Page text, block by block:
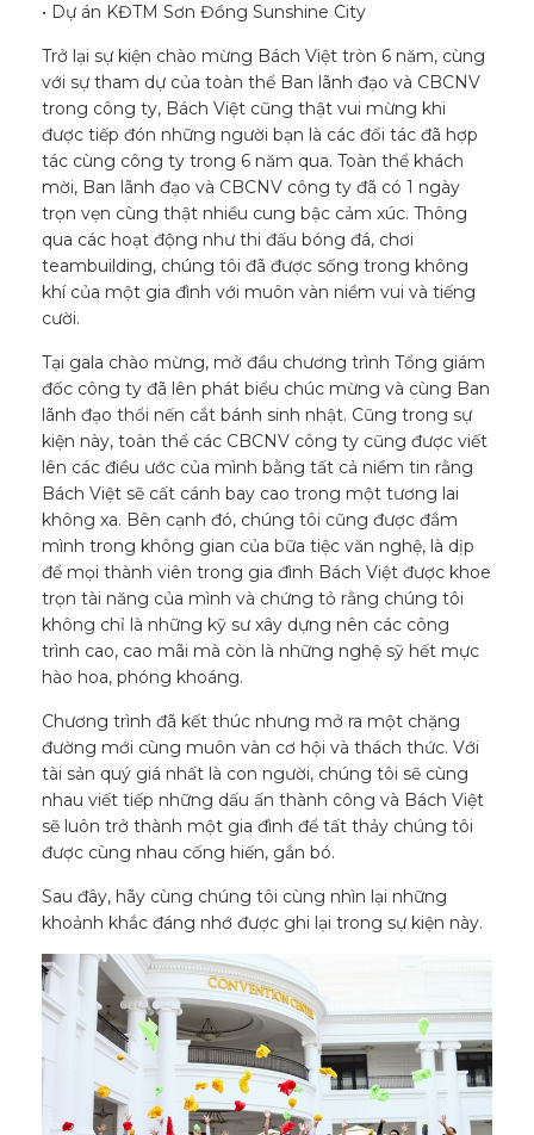
• Dự án KĐTM Sơn Đồng Sunshine City
Trở lại sự kiện chào mừng Bách Việt tròn 6 năm, cùng
với sự tham dự của toàn thể Ban lãnh đạo và CBCNV
trong công ty, Bách Việt cũng thật vui mừng khi
được tiếp đón những người bạn là các đối tác đã hợp
tác cùng công ty trong 6 năm qua. Toàn thể khách
mời, Ban lãnh đạo và CBCNV công ty đã có 1 ngày
trọn vẹn cùng thật nhiều cung bậc cảm xúc. Thông
qua các hoạt động như thi đấu bóng đá, chơi
teambuilding, chúng tôi đã được sống trong không
khí của một gia đình với muôn vàn niềm vui và tiếng
cười.
Tại gala chào mừng, mở đầu chương trình Tổng giám
đốc công ty đã lên phát biểu chúc mừng và cùng Ban
lãnh đạo thổi nến cắt bánh sinh nhật. Cũng trong sự
kiện này, toàn thể các CBCNV công ty cũng được viết
lên các điều ước của mình bằng tất cả niềm tin rằng
Bách Việt sẽ cất cánh bay cao trong một tương lai
không xa. Bên cạnh đó, chúng tôi cũng được đắm
mình trong không gian của bữa tiệc văn nghệ, là dịp
để mọi thành viên trong gia đình Bách Việt được khoe
trọn tài năng của mình và chứng tỏ rằng chúng tôi
không chỉ là những kỹ sư xây dựng nên các công
trình cao, cao mãi mà còn là những nghệ sỹ hết mực
hào hoa, phóng khoáng.
Chương trình đã kết thúc nhưng mở ra một chặng
đường mới cùng muôn vàn cơ hội và thách thức. Với
tài sản quý giá nhất là con người, chúng tôi sẽ cùng
nhau viết tiếp những dấu ấn thành công và Bách Việt
sẽ luôn trở thành một gia đình để tất thảy chúng tôi
được cùng nhau cống hiến, gắn bó.
Sau đây, hãy cùng chúng tôi cùng nhìn lại những
khoảnh khắc đáng nhớ được ghi lại trong sự kiện này.